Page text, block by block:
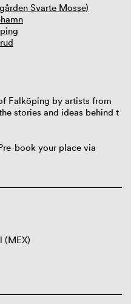
Svarte Mosse)
Falköping by artists from
stories and ideas behind t
book your place via
(MEX)